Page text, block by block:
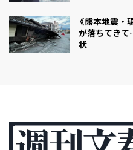
《熊本地震・
が落ちてきて
状